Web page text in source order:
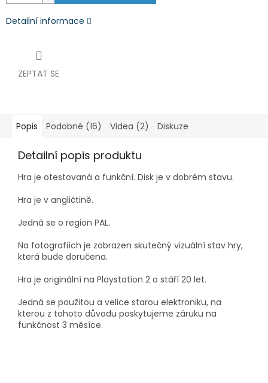
Detailní informace
ZEPTAT SE
Popis Podobné (16) Videa (2) Diskuze
Detailní popis produktu
Hra je otestovaná a funkční. Disk je v dobrém stavu.
Hra je v angličtině.
Jedná se o region PAL.
Na fotografiích je zobrazen skutečný vizuální stav hry,
která bude doručena.
Hra je originální na Playstation 2 o stáří 20 let.
Jedná se použitou a velice starou elektroniku, na
kterou z tohoto důvodu poskytujeme záruku na
funkčnost 3 měsíce.